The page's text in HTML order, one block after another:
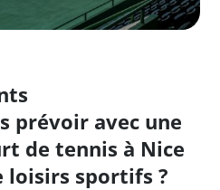
prévoir avec une
de tennis à Nice
loisirs sportifs ?